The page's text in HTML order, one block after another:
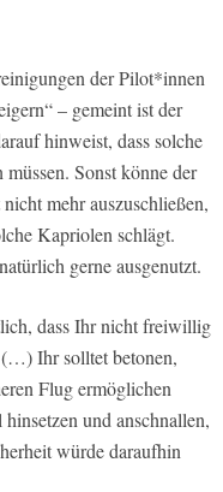
der Pilot*innen
– gemeint ist der
hinweist, dass solche
Sonst könne der
mehr auszuschließen,
Kapriolen schlägt.
gerne ausgenutzt.
dass Ihr nicht freiwillig
Ihr solltet betonen,
Flug ermöglichen
und anschnallen,
würde daraufhin